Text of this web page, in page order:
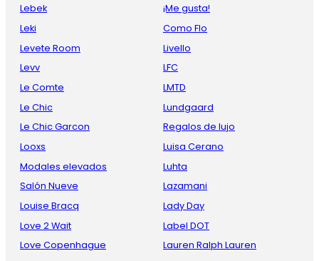
Lebek
Leki
Levete Room
Levv
Le Comte
Le Chic
Le Chic Garcon
Looxs
Modales elevados
Salón Nueve
Louise Bracq
Love 2 Wait
Love Copenhague
¡Me gusta!
Como Flo
Livello
LFC
LMTD
Lundgaard
Regalos de lujo
Luisa Cerano
Luhta
Lazamani
Lady Day
Label DOT
Lauren Ralph Lauren